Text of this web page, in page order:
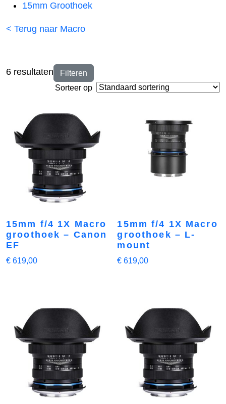
15mm Groothoek
< Terug naar Macro
Filteren
6 resultaten
Sorteer op
15mm f/4 1X Macro
groothoek – Canon
EF
€ 619,00
15mm f/4 1X Macro
groothoek – L-
mount
€ 619,00